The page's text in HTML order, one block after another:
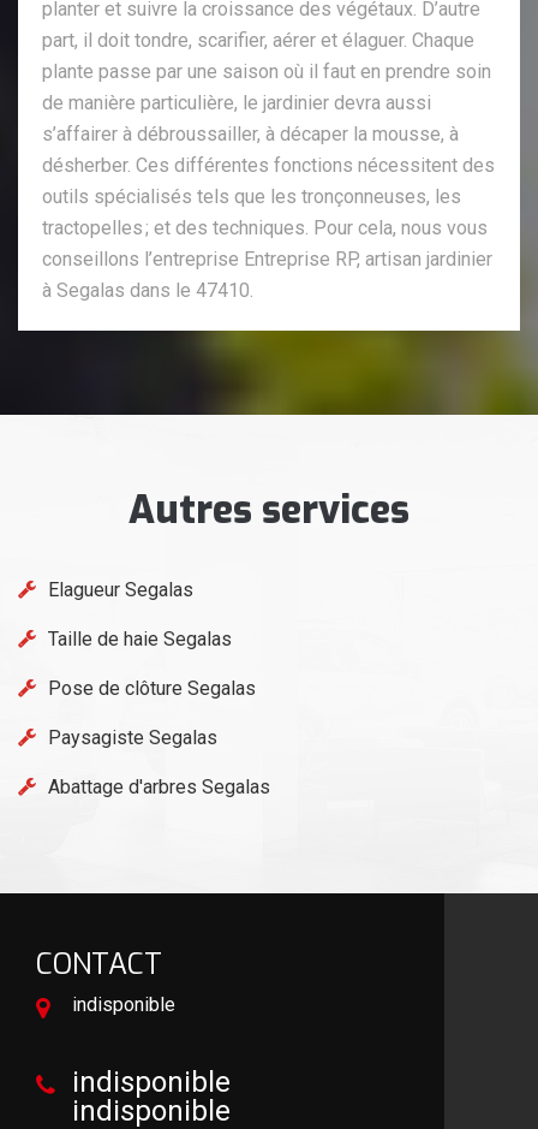
planter et suivre la croissance des végétaux. D’autre
part, il doit tondre, scarifier, aérer et élaguer. Chaque
plante passe par une saison où il faut en prendre soin
de manière particulière, le jardinier devra aussi
s’affairer à débroussailler, à décaper la mousse, à
désherber. Ces différentes fonctions nécessitent des
outils spécialisés tels que les tronçonneuses, les
tractopelles ; et des techniques. Pour cela, nous vous
conseillons l’entreprise Entreprise RP, artisan jardinier
à Segalas dans le 47410.
Autres services
Elagueur Segalas
Taille de haie Segalas
Pose de clôture Segalas
Paysagiste Segalas
Abattage d'arbres Segalas
CONTACT
indisponible
indisponible
indisponible